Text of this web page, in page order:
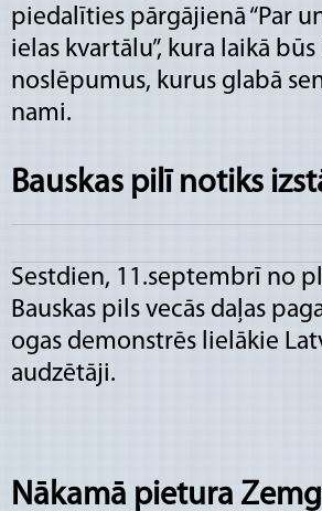
piedalīties pārgājienā “Par
ielas kvartālu”, kura laikā
noslēpumus, kurus glabā
nami.
Bauskas pilī notiks
Sestdien, 11.septembrī no
Bauskas pils vecās daļas
ogas demonstrēs lielākie
audzētāji.
Nākamā pietura